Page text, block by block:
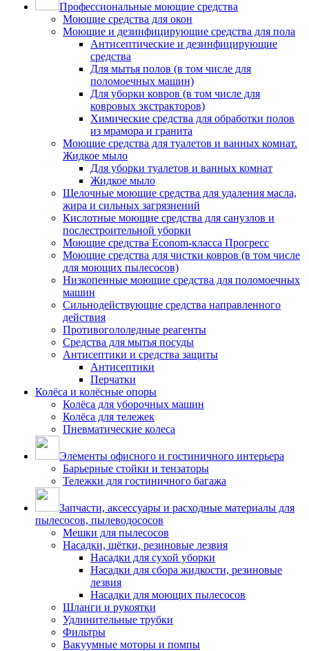
Профессиональные моющие средства
Моющие средства для окон
Моющие и дезинфицирующие средства для пола
Антисептические и дезинфицирующие
средства
Для мытья полов (в том числе для
поломоечных машин)
Для уборки ковров (в том числе для
ковровых экстракторов)
Химические средства для обработки полов
из мрамора и гранита
Моющие средства для туалетов и ванных комнат.
Жидкое мыло
Для уборки туалетов и ванных комнат
Жидкое мыло
Щелочные моющие средства для удаления масла,
жира и сильных загрязнений
Кислотные моющие средства для санузлов и
послестроительной уборки
Моющие средства Econom-класса Прогресс
Моющие средства для чистки ковров (в том числе
для моющих пылесосов)
Низкопенные моющие средства для поломоечных
машин
Сильнодействующие средства направленного
действия
Противогололедные реагенты
Средства для мытья посуды
Антисептики и средства защиты
Антисептики
Перчатки
Колёса и колёсные опоры
Колёса для уборочных машин
Колёса для тележек
Пневматические колеса
Элементы офисного и гостиничного интерьера
Барьерные стойки и тензаторы
Тележки для гостиничного багажа
Запчасти, аксессуары и расходные материалы для
пылесосов, пылеводососов
Мешки для пылесосов
Насадки, щётки, резиновые лезвия
Насадки для сухой уборки
Насадки для сбора жидкости, резиновые
лезвия
Насадки для моющих пылесосов
Шланги и рукоятки
Удлинительные трубки
Фильтры
Вакуумные моторы и помпы